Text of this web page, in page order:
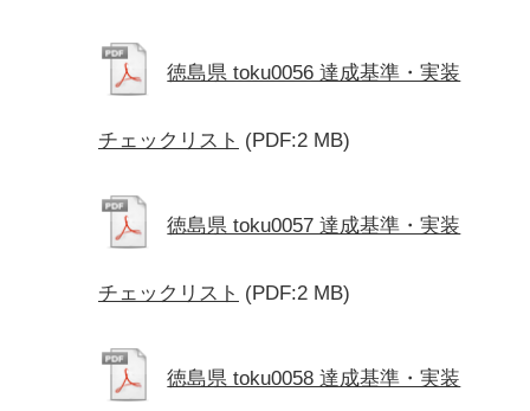
徳島県 toku0056 達成基準・実装
チェックリスト (PDF:2 MB)
徳島県 toku0057 達成基準・実装
チェックリスト (PDF:2 MB)
徳島県 toku0058 達成基準・実装